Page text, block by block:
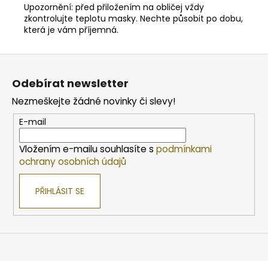
Upozornění: před přiložením na obličej vždy
zkontrolujte teplotu masky. Nechte působit po dobu,
která je vám příjemná.
Z
Odebírat newsletter
Nezmeškejte žádné novinky či slevy!
E-mail
Vložením e-mailu souhlasíte s podmínkami
ochrany osobních údajů
PŘIHLÁSIT SE